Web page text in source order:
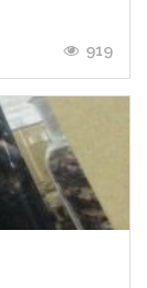
919